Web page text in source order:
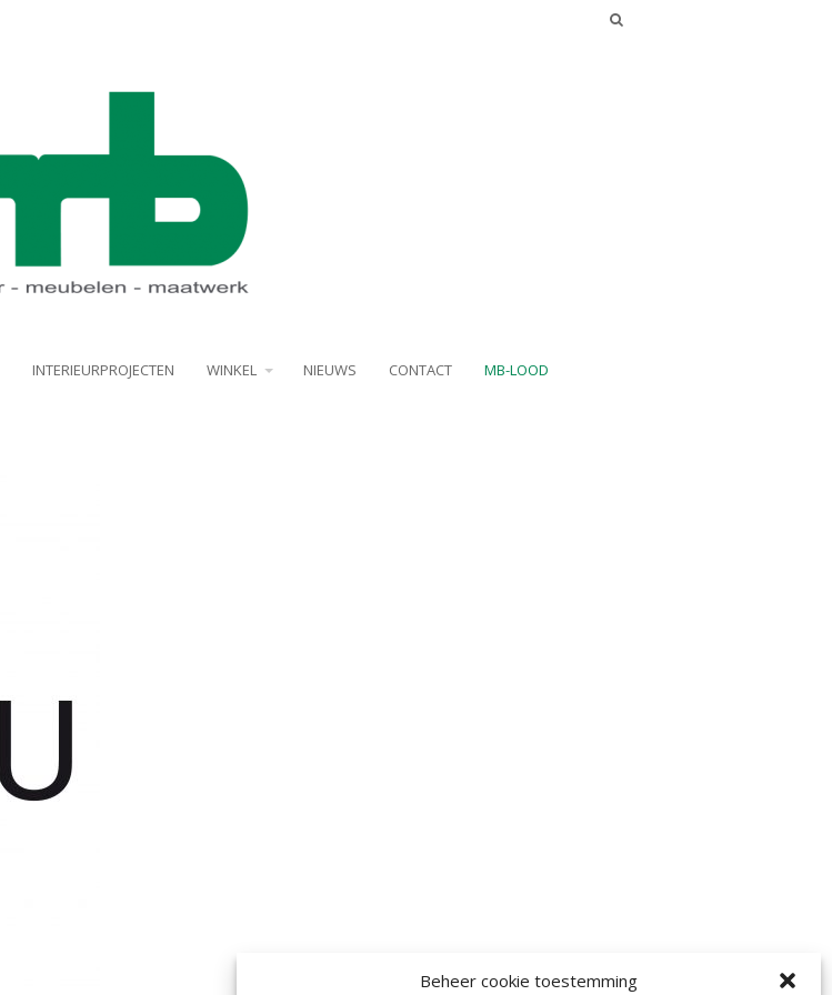
Beheer cookie toestemming
INTERIEURPROJECTEN WINKEL NIEUWS CONTACT MB-LOOD